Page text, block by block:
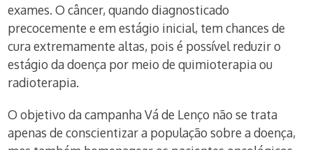
exames. O câncer, quando diagnosticado
precocemente e em estágio inicial, tem chances de
cura extremamente altas, pois é possível reduzir o
estágio da doença por meio de quimioterapia ou
radioterapia.
O objetivo da campanha Vá de Lenço não se trata
apenas de conscientizar a população sobre a doença,